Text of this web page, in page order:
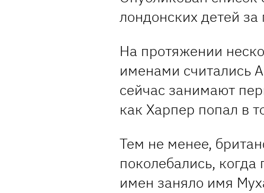
лондонских детей
На протяжении
именами считались
сейчас занимают
как Харпер попал в
Тем не менее,
поколебались,
имен заняло имя